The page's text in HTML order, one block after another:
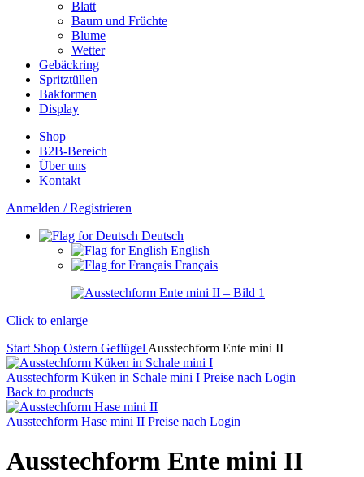
Blatt
Baum und Früchte
Blume
Wetter
Gebäckring
Spritztüllen
Bakformen
Display
Shop
B2B-Bereich
Über uns
Kontakt
Anmelden / Registrieren
Deutsch
English
Français
Click to enlarge
Start Shop Ostern Geflügel Ausstechform Ente mini II
Ausstechform Küken in Schale mini I Preise nach Login
Back to products
Ausstechform Hase mini II Preise nach Login
Ausstechform Ente mini II